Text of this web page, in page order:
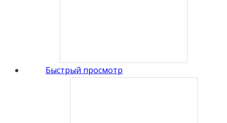
Быстрый просмотр